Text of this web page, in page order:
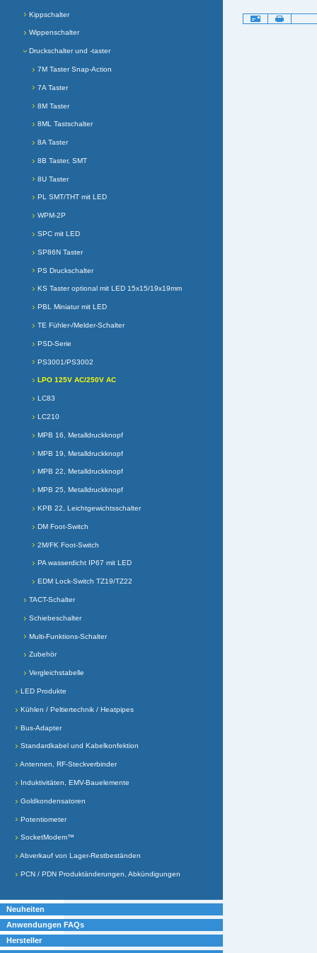
Kippschalter
Wippenschalter
Druckschalter und -taster
7M Taster Snap-Action
7A Taster
8M Taster
8ML Tastschalter
8A Taster
8B Taster, SMT
8U Taster
PL SMT/THT mit LED
WPM-2P
SPC mit LED
SP86N Taster
PS Druckschalter
KS Taster optional mit LED 15x15/19x19mm
PBL Miniatur mit LED
TE Fühler-/Melder-Schalter
PSD-Serie
PS3001/PS3002
LPO 125V AC/250V AC
LC83
LC210
MPB 16, Metalldruckknopf
MPB 19, Metalldruckknopf
MPB 22, Metalldruckknopf
MPB 25, Metalldruckknopf
KPB 22, Leichtgewichtsschalter
DM Foot-Switch
2M/FK Foot-Switch
PA wasserdicht IP67 mit LED
EDM Lock-Switch TZ19/TZ22
TACT-Schalter
Schiebeschalter
Multi-Funktions-Schalter
Zubehör
Vergleichstabelle
LED Produkte
Kühlen / Peltiertechnik / Heatpipes
Bus-Adapter
Standardkabel und Kabelkonfektion
Antennen, RF-Steckverbinder
Induktivitäten, EMV-Bauelemente
Goldkondensatoren
Potentiometer
SocketModem™
Abverkauf von Lager-Restbeständen
PCN / PDN Produktänderungen, Abkündigungen
Neuheiten
Anwendungen FAQs
Hersteller
Artikelaktionen